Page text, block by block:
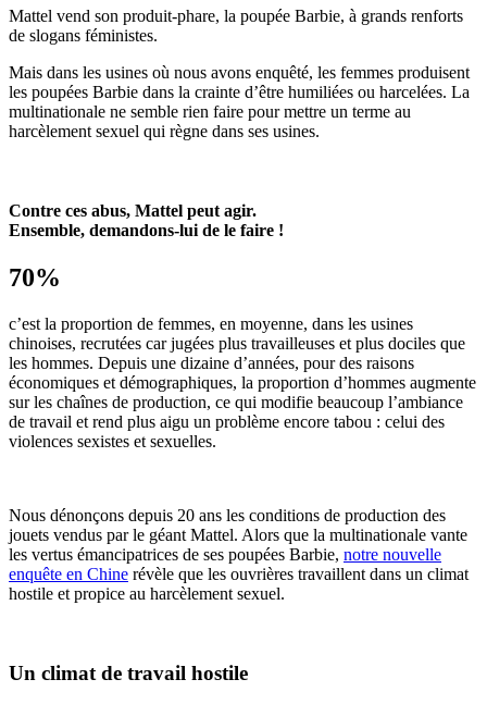
Mattel vend son produit-phare, la poupée Barbie, à grands renforts
de slogans féministes.
Mais dans les usines où nous avons enquêté, les femmes produisent
les poupées Barbie dans la crainte d’être humiliées ou harcelées. La
multinationale ne semble rien faire pour mettre un terme au
harcèlement sexuel qui règne dans ses usines.
Contre ces abus, Mattel peut agir.
Ensemble, demandons-lui de le faire !
70%
c’est la proportion de femmes, en moyenne, dans les usines
chinoises, recrutées car jugées plus travailleuses et plus dociles que
les hommes. Depuis une dizaine d’années, pour des raisons
économiques et démographiques, la proportion d’hommes augmente
sur les chaînes de production, ce qui modifie beaucoup l’ambiance
de travail et rend plus aigu un problème encore tabou : celui des
violences sexistes et sexuelles.
Nous dénonçons depuis 20 ans les conditions de production des
jouets vendus par le géant Mattel. Alors que la multinationale vante
les vertus émancipatrices de ses poupées Barbie, notre nouvelle
enquête en Chine révèle que les ouvrières travaillent dans un climat
hostile et propice au harcèlement sexuel.
Un climat de travail hostile